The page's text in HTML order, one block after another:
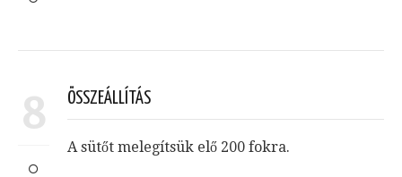
8 ÖSSZEÁLLÍTÁS
A sütőt melegítsük elő 200 fokra.